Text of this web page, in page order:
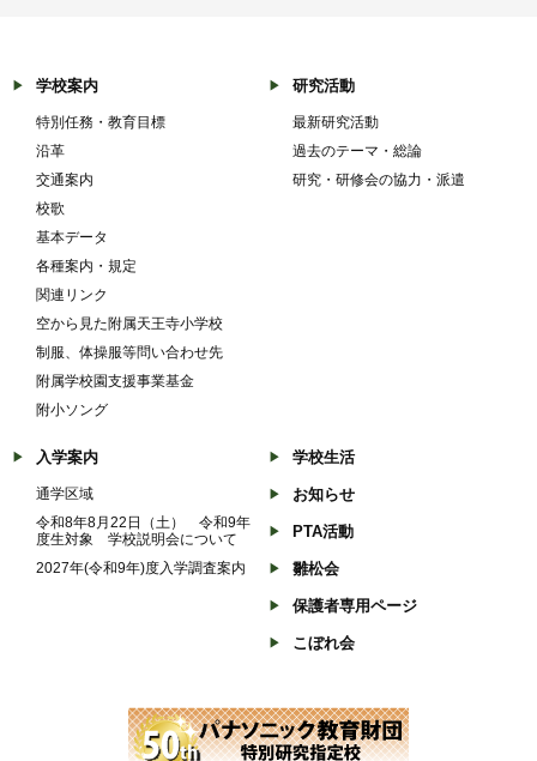
学校案内
特別任務・教育目標
沿革
交通案内
校歌
基本データ
各種案内・規定
関連リンク
空から見た附属天王寺小学校
制服、体操服等問い合わせ先
附属学校園支援事業基金
附小ソング
研究活動
最新研究活動
過去のテーマ・総論
研究・研修会の協力・派遣
入学案内
通学区域
令和8年8月22日（土） 令和9年
度生対象 学校説明会について
2027年(令和9年)度入学調査案内
学校生活
お知らせ
PTA活動
雛松会
保護者専用ページ
こぼれ会